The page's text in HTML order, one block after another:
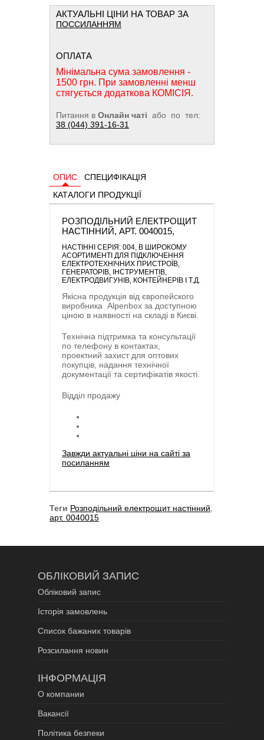
АКТУАЛЬНІ ЦІНИ НА ТОВАР ЗА
ПОССИЛАННЯМ
ОПЛАТА
Мінімальна сума замовлення -
1500 грн. При замовленні менш
стягується додаткова КОМІСІЯ.
Питання в Онлайн чаті або по тел:
38 (044) 391-16-31
ОПИС
СПЕЦИФІКАЦІЯ
КАТАЛОГИ ПРОДУКЦІЇ
РОЗПОДІЛЬНИЙ ЕЛЕКТРОЩИТ
НАСТІННИЙ, АРТ. 0040015,
НАСТІННІ СЕРІЯ: 004, В ШИРОКОМУ
АСОРТИМЕНТІ ДЛЯ ПІДКЛЮЧЕННЯ
ЕЛЕКТРОТЕХНІЧНИХ ПРИСТРОЇВ,
ГЕНЕРАТОРІВ, ІНСТРУМЕНТІВ,
ЕЛЕКТРОДВИГУНІВ, КОНТЕЙНЕРІВ І Т.Д.
Якісна продукція від європейского
виробника Alpenbox за доступною
ціною в наявності на складі в Києві.
Технічна підтримка та консультації
по телефону в контактах,
проектний захист для оптових
покупців, надання технічної
документації та сертифікатів якості.
Відділ продажу
Завжди актуальні ціни на сайті за
посиланням
Теги Розподільний електрощит настінний
арт. 0040015
ОБЛІКОВИЙ ЗАПИС
Обліковий запис
Історія замовлень
Список бажаних товарів
Розсилання новин
ІНФОРМАЦІЯ
О компании
Вакансії
Політика безпеки